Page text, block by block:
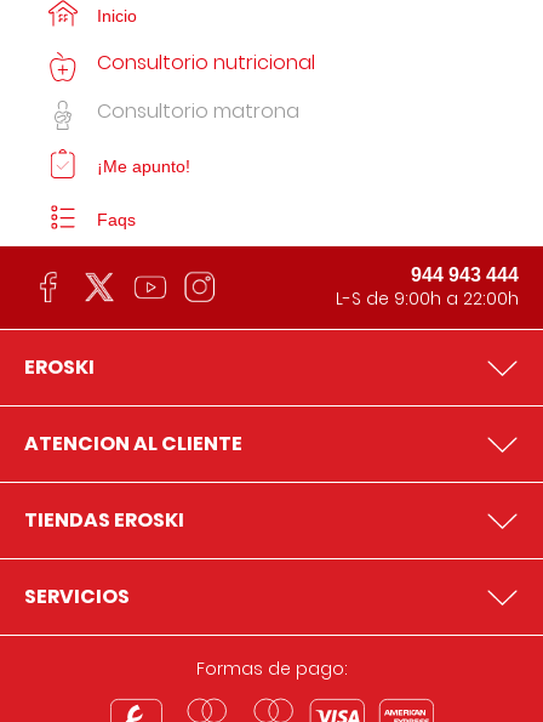
Inicio
Consultorio nutricional
Consultorio matrona
¡Me apunto!
Faqs
944 943 444
L-S de 9:00h a 22:00h
EROSKI
ATENCION AL CLIENTE
TIENDAS EROSKI
SERVICIOS
Formas de pago: